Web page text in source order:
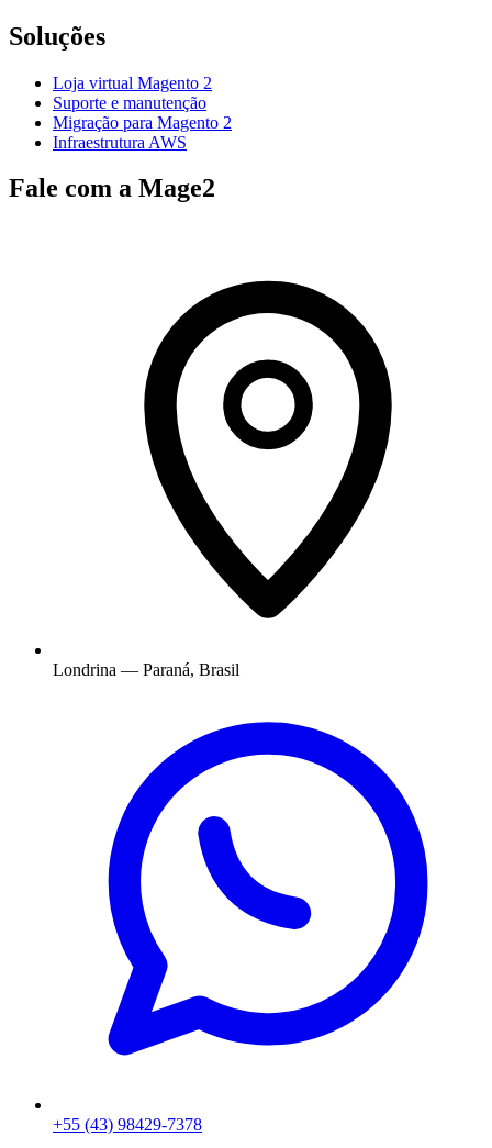
Soluções
Loja virtual Magento 2
Suporte e manutenção
Migração para Magento 2
Infraestrutura AWS
Fale com a Mage2
Londrina — Paraná, Brasil
+55 (43) 98429-7378